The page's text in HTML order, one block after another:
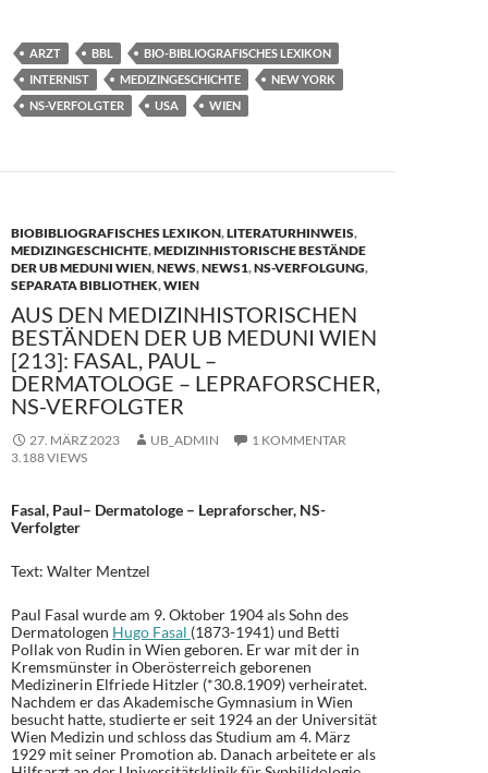
e
b
o
k
to
d
o
ail le
n
ARZT BBL
BIO-BIBLIOGRAFISCHES LEXIKON
INTERNIST
MEDIZINGESCHICHTE
NEW YORK
NS-VERFOLGTER
USA WIEN
BIOBIBLIOGRAFISCHES LEXIKON,LITERATURHINWEIS,
MEDIZINGESCHICHTE,MEDIZINHISTORISCHE BESTÄNDE
DER UB MEDUNI WIEN,NEWS,NEWS1,NS-VERFOLGUNG,
SEPARATA BIBLIOTHEK,WIEN
AUS DEN MEDIZINHISTORISCHEN
BESTÄNDEN DER UB MEDUNI WIEN
[213]: FASAL, PAUL –
DERMATOLOGE – LEPRAFORSCHER,
NS-VERFOLGTER
27. MÄRZ 2023 UB_ADMIN
1 KOMMENTAR
3.188 VIEWS
Fasal, Paul– Dermatologe – Lepraforscher, NS-
Verfolgter
Text: Walter Mentzel
Paul Fasal wurde am 9. Oktober 1904 als Sohn des
Dermatologen Hugo Fasal (1873-1941) und Betti
Pollak von Rudin in Wien geboren. Er war mit der in
Kremsmünster in Oberösterreich geborenen
Medizinerin Elfriede Hitzler (*30.8.1909) verheiratet.
Nachdem er das Akademische Gymnasium in Wien
besucht hatte, studierte er seit 1924 an der Universität
Wien Medizin und schloss das Studium am 4. März
1929 mit seiner Promotion ab. Danach arbeitete er als